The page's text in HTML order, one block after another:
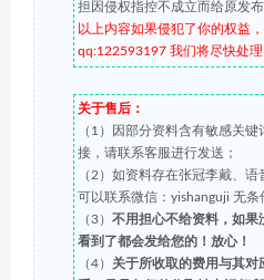
担因侵权指控不成立而给原发
以上内容如果侵犯了你的权益
qq:122593197 我们将尽快处理
关于售后：
（1）因部分资料含有敏感关
接，请联系客服进行发送；
（2）如资料存在张冠李戴、
可以联系微信：yishanguji 无条
（3） 不用担心不给资料，如果
看到了都会发给您的！放心！
（4） 关于所收取的费用与其对